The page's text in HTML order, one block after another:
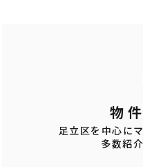
物
足立区を中心に
多数紹